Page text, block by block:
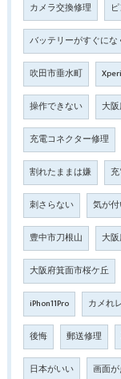
カメラ交換修理
バッテリーがすぐにな
吹田市垂水町
操作できない 大
充電コネクター修理
割れたままは嫌
刺さらない 気が
豊中市刀根山 大
大阪府箕面市桜ケ丘
iPhon11Pro カメれ
後悔 郵送修理
日本がいい 画面